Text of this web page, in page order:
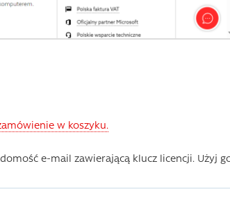
w koszyku.
e-mail zawierającą klucz licencji. Użyj